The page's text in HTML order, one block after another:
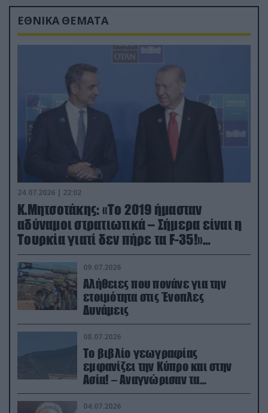
ΕΘΝΙΚΑ ΘΕΜΑΤΑ
24.07.2026 | 22:02
Κ.Μητσοτάκης: «Το 2019 ήμασταν
αδύναμοι στρατιωτικά – Σήμερα είναι η
Τουρκία γιατί δεν πήρε τα F-35!»
(βίντεο)
09.07.2026
Αλήθειες που πονάνε για την
ετοιμότητα στις Ένοπλες
Δυνάμεις
08.07.2026
Το βιβλίο γεωγραφίας
εμφανίζει την Κύπρο και στην
Ασία! – Αναγνώρισαν τα
κατεχόμενα; (φωτο)
04.07.2026